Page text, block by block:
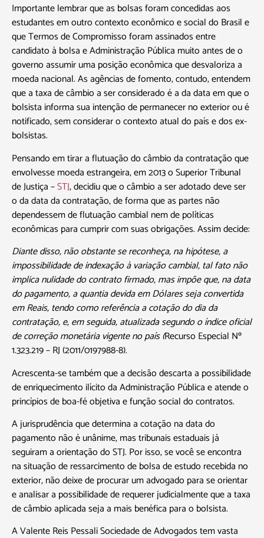
Importante lembrar que as bolsas foram concedidas aos
estudantes em outro contexto econômico e social do Brasil e
que Termos de Compromisso foram assinados entre
candidato à bolsa e Administração Pública muito antes de o
governo assumir uma posição econômica que desvaloriza a
moeda nacional. As agências de fomento, contudo, entendem
que a taxa de câmbio a ser considerado é a da data em que o
bolsista informa sua intenção de permanecer no exterior ou é
notificado, sem considerar o contexto atual do país e dos ex-
bolsistas.
Pensando em tirar a flutuação do câmbio da contratação que
envolvesse moeda estrangeira, em 2013 o Superior Tribunal
de Justiça –STJ, decidiu que o câmbio a ser adotado deve ser
o da data da contratação, de forma que as partes não
dependessem de flutuação cambial nem de políticas
econômicas para cumprir com suas obrigações. Assim decide:
Diante disso, não obstante se reconheça, na hipótese, a
impossibilidade de indexação à variação cambial, tal fato não
implica nulidade do contrato firmado, mas impõe que, na data
do pagamento, a quantia devida em Dólares seja convertida
em Reais, tendo como referência a cotação do dia da
contratação, e, em seguida, atualizada segundo o índice oficial
de correção monetária vigente no país (Recurso Especial Nº
1.323.219 – RJ (2011/0197988-8).
Acrescenta-se também que a decisão descarta a possibilidade
de enriquecimento ilícito da Administração Pública e atende o
princípios de boa-fé objetiva e função social do contratos.
A jurisprudência que determina a cotação na data do
pagamento não é unânime, mas tribunais estaduais já
seguiram a orientação do STJ. Por isso, se você se encontra
na situação de ressarcimento de bolsa de estudo recebida no
exterior, não deixe de procurar um advogado para se orientar
e analisar a possibilidade de requerer judicialmente que a taxa
de câmbio aplicada seja a mais benéfica para o bolsista.
A Valente Reis Pessali Sociedade de Advogados tem vasta